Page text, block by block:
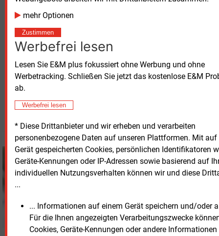
mehr Optionen
Zustimmen
Werbefrei lesen
Lesen Sie E&M plus fokussiert ohne Werbung und ohne
Werbetracking. Schließen Sie jetzt das kostenlose E&M
ab.
Werbefrei lesen
* Diese Drittanbieter und wir erheben und verarbeiten
personenbezogene Daten auf unseren Plattformen. Mit auf
Gerät gespeicherten Cookies, persönlichen Identifikatoren
Geräte-Kennungen oder IP-Adressen sowie basierend auf
individuellen Nutzungsverhalten können wir und diese
...
... Informationen auf einem Gerät speichern und/oder
Für die Ihnen angezeigten Verarbeitungszwecke
Cookies, Geräte-Kennungen oder andere
Adjusted Ebit 716 979
Adjusted
Konzernüberschuss
Bruttoinvestitionen
Dienstag, 12.05.2026, 16:52 Uhr
Günter Drewnitzky
+49 (0) 8152 9311 15
G.Drewnitzky@energie-